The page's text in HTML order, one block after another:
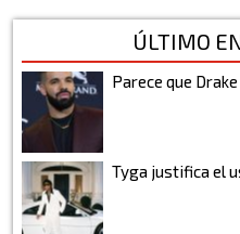
ÚLTIMO
Parece que
Tyga justifica el